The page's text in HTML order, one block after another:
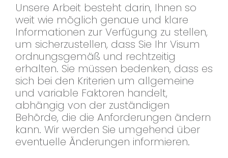
Unsere Arbeit besteht darin, Ihnen so
weit wie möglich genaue und klare
Informationen zur Verfügung zu stellen,
um sicherzustellen, dass Sie Ihr Visum
ordnungsgemäß und rechtzeitig
erhalten. Sie müssen bedenken, dass es
sich bei den Kriterien um allgemeine
und variable Faktoren handelt,
abhängig von der zuständigen
Behörde, die die Anforderungen ändern
kann. Wir werden Sie umgehend über
eventuelle Änderungen informieren.